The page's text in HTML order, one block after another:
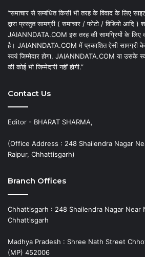
“समाचार से सम्बंधित किसी भी तरह के विवाद के लिए
द्वारा प्रस्तुत सामग्री ( समाचार / फोटो / विडियो आदि )
JAIANNDATA.COM इस तरह की सामग्रियों के लिए
है। JAIANNDATA.COM में प्रकाशित ऐसी सामग्री के
स्वयं जिम्मेदार होगा, JAIANNDATA.COM या उसके
की कोई भी जिम्मेदारी नहीं होगी.”
Contact Us
Editor - BHARAT SHARMA,
(Office Address : 248 Shailendra Nagar
Raipur, Chhattisgarh)
Branch Offices
Chhattisgarh : 248 Shailendra Nagar Near
Chhattisgarh
Madhya Pradesh : Shree Nath Street
(MP) 452006